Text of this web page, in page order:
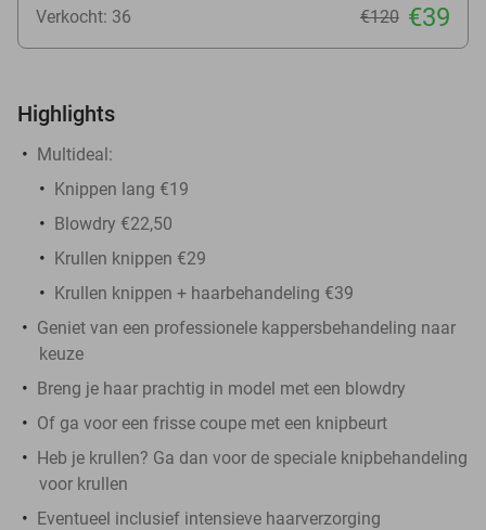
Verkocht: 36
€120 €39
Highlights
Multideal:
Knippen lang €19
Blowdry €22,50
Krullen knippen €29
Krullen knippen + haarbehandeling €39
Geniet van een professionele kappersbehandeling naar
keuze
Breng je haar prachtig in model met een blowdry
Of ga voor een frisse coupe met een knipbeurt
Heb je krullen? Ga dan voor de speciale knipbehandeling
voor krullen
Eventueel inclusief intensieve haarverzorging